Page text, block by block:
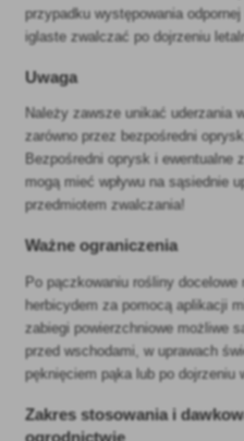
przypadku występowania
iglaste zwalczać po dojrzeniu
Uwaga
Należy zawsze unikać uderzania
zarówno przez bezpośredni
Bezpośredni oprysk i ewentualne
mogą mieć wpływu na sąsiednie
przedmiotem zwalczania!
Ważne ograniczenia
Po pączkowaniu rośliny
herbicydem za pomocą aplikacji
zabiegi powierzchniowe możliwe
przed wschodami, w uprawach
pęknięciem pąka lub po dojrzeniu
Zakres stosowania i
ogrodnictwie